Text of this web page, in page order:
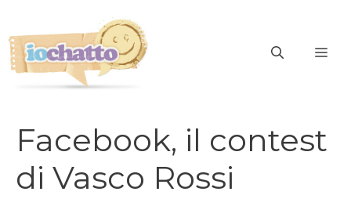
contenuto
Facebook, il contest
di Vasco Rossi